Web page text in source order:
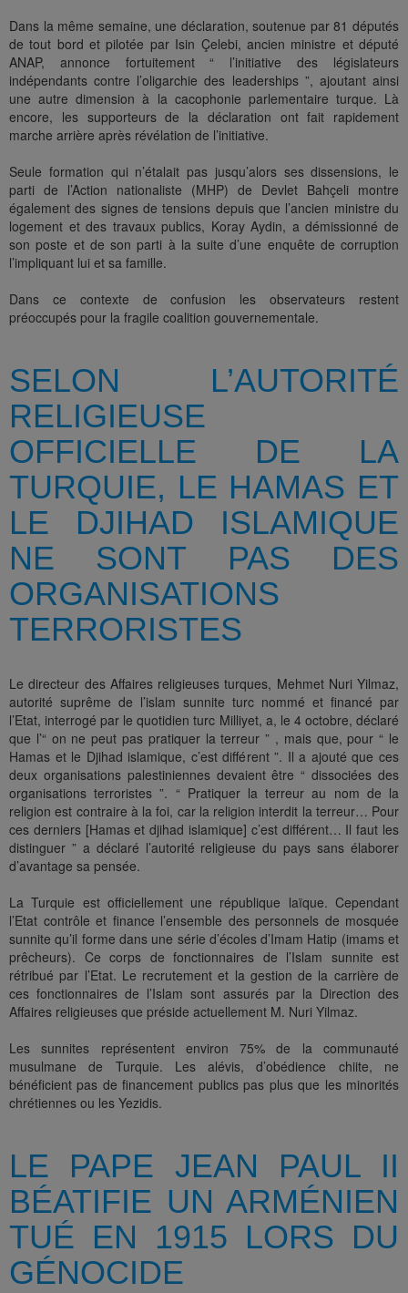
Dans la même semaine, une déclaration, soutenue par 81 députés
de tout bord et pilotée par Isin Çelebi, ancien ministre et député
ANAP, annonce fortuitement “ l’initiative des législateurs
indépendants contre l’oligarchie des leaderships ”, ajoutant ainsi
une autre dimension à la cacophonie parlementaire turque. Là
encore, les supporteurs de la déclaration ont fait rapidement
marche arrière après révélation de l’initiative.
Seule formation qui n’étalait pas jusqu’alors ses dissensions, le
parti de l’Action nationaliste (MHP) de Devlet Bahçeli montre
également des signes de tensions depuis que l’ancien ministre du
logement et des travaux publics, Koray Aydin, a démissionné de
son poste et de son parti à la suite d’une enquête de corruption
l’impliquant lui et sa famille.
Dans ce contexte de confusion les observateurs restent
préoccupés pour la fragile coalition gouvernementale.
SELON L’AUTORITÉ
RELIGIEUSE
OFFICIELLE DE LA
TURQUIE, LE HAMAS ET
LE DJIHAD ISLAMIQUE
NE SONT PAS DES
ORGANISATIONS
TERRORISTES
Le directeur des Affaires religieuses turques, Mehmet Nuri Yilmaz,
autorité suprême de l’islam sunnite turc nommé et financé par
l’Etat, interrogé par le quotidien turc Milliyet, a, le 4 octobre, déclaré
que l’“ on ne peut pas pratiquer la terreur ” , mais que, pour “ le
Hamas et le Djihad islamique, c’est différent ”. Il a ajouté que ces
deux organisations palestiniennes devaient être “ dissociées des
organisations terroristes ”. “ Pratiquer la terreur au nom de la
religion est contraire à la foi, car la religion interdit la terreur… Pour
ces derniers [Hamas et djihad islamique] c’est différent… Il faut les
distinguer ” a déclaré l’autorité religieuse du pays sans élaborer
d’avantage sa pensée.
La Turquie est officiellement une république laïque. Cependant
l’Etat contrôle et finance l’ensemble des personnels de mosquée
sunnite qu’il forme dans une série d’écoles d’Imam Hatip (imams et
prêcheurs). Ce corps de fonctionnaires de l’Islam sunnite est
rétribué par l’Etat. Le recrutement et la gestion de la carrière de
ces fonctionnaires de l’Islam sont assurés par la Direction des
Affaires religieuses que préside actuellement M. Nuri Yilmaz.
Les sunnites représentent environ 75% de la communauté
musulmane de Turquie. Les alévis, d’obédience chiite, ne
bénéficient pas de financement publics pas plus que les minorités
chrétiennes ou les Yezidis.
LE PAPE JEAN PAUL II
BÉATIFIE UN ARMÉNIEN
TUÉ EN 1915 LORS DU
GÉNOCIDE